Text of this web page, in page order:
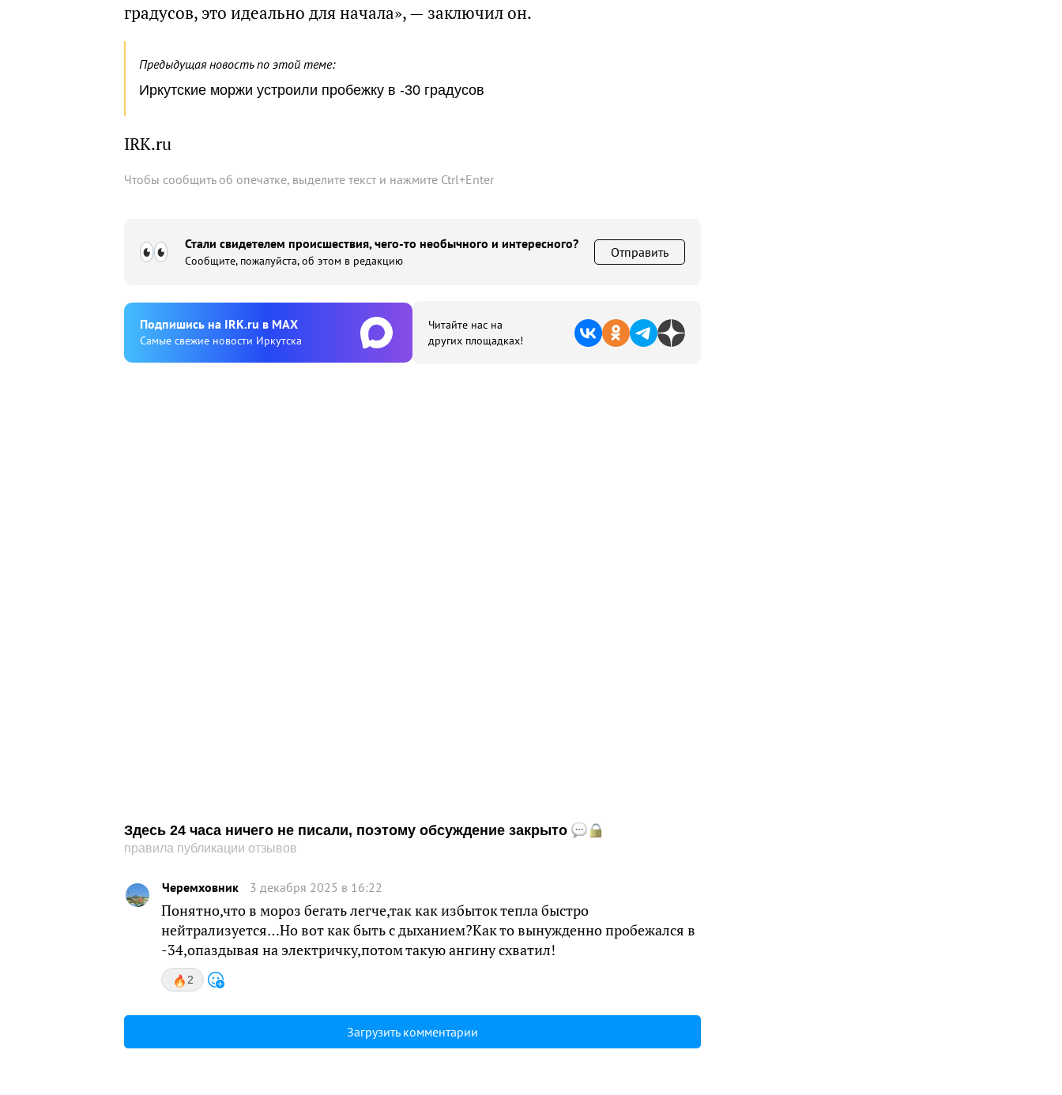
градусов, это идеально для начала», — заключил он.
Предыдущая новость по этой теме:
Иркутские моржи устроили пробежку в -30 градусов
IRK.ru
Чтобы сообщить об опечатке, выделите текст и нажмите Ctrl+Enter
Стали свидетелем происшествия, чего-то необычного и интересного?
Сообщите, пожалуйста, об этом в редакцию
Отправить
Подпишиcь на IRK.ru в MAX
Cамые свежие новости Иркутска
Читайте нас на
других площадках!
Здесь 24 часа ничего не писали, поэтому обсуждение закрыто
правила публикации отзывов
Черемховник 3 декабря 2025 в 16:22
Понятно,что в мороз бегать легче,так как избыток тепла быстро
нейтрализуется…Но вот как быть с дыханием?Как то вынужденно пробежался в
-34,опаздывая на электричку,потом такую ангину схватил!
2
Загрузить комментарии